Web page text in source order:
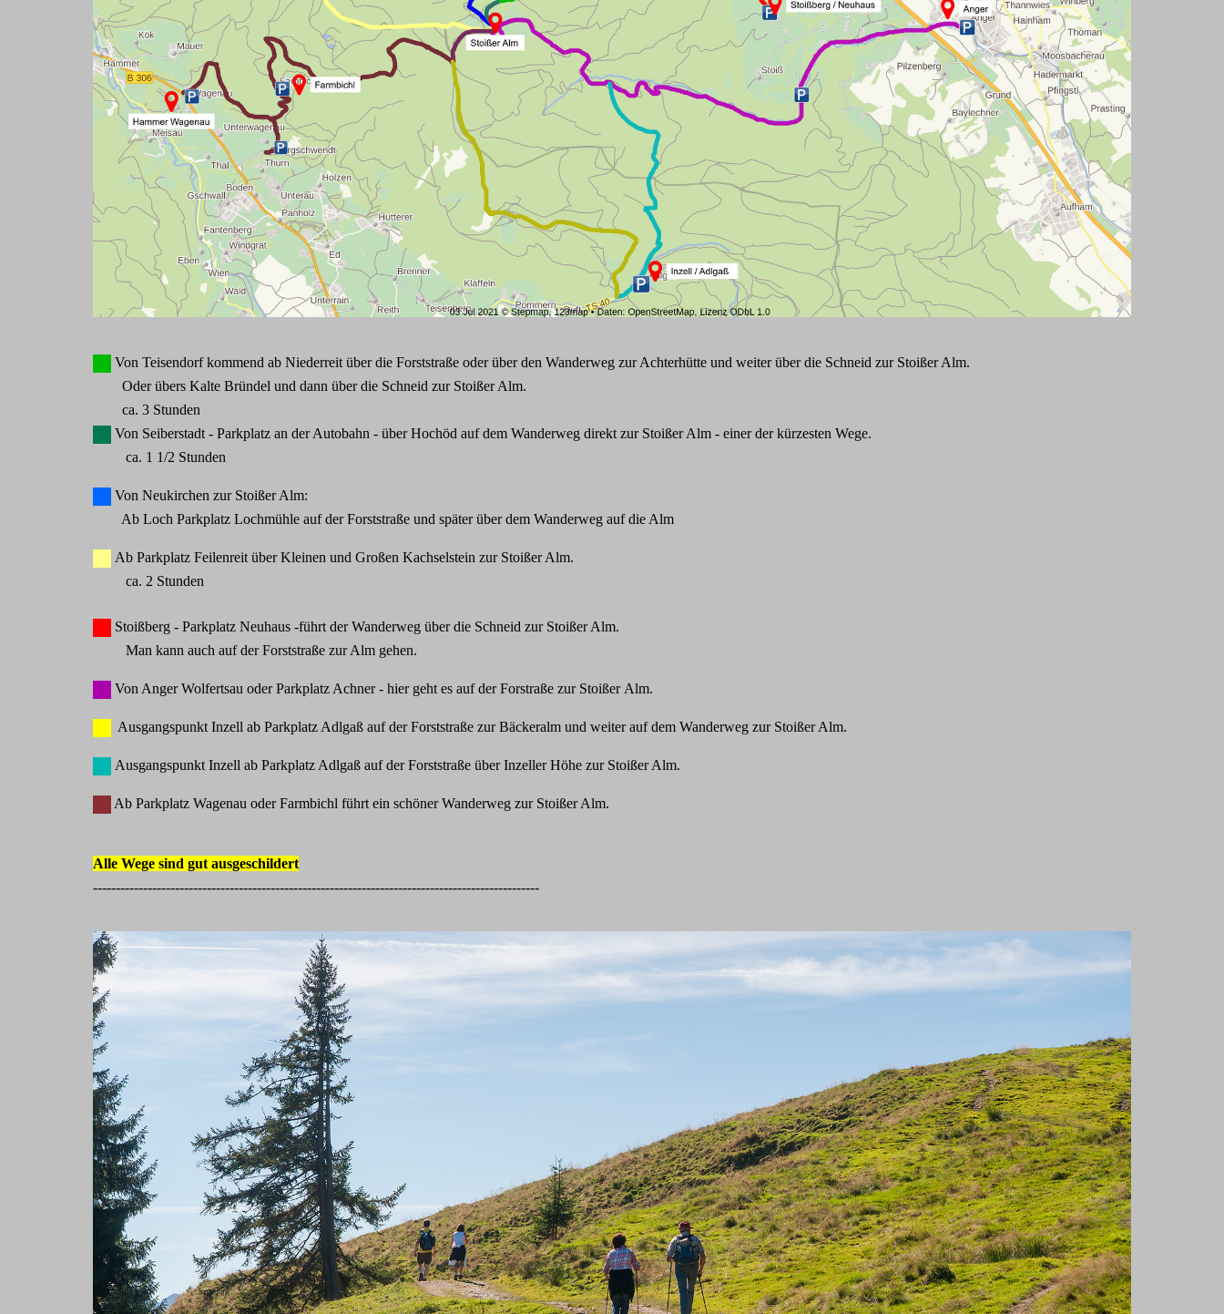
Von Teisendorf kommend ab Niederreit über die Forststraße oder über den Wanderweg zur Achterhütte und weiter über die Schneid zur Stoißer Alm.
Oder übers Kalte Bründel und dann über die Schneid zur Stoißer Alm.
ca. 3 Stunden
Von Seiberstadt - Parkplatz an der Autobahn - über Hochöd auf dem Wanderweg direkt zur Stoißer Alm - einer der kürzesten Wege.
ca. 1 1/2 Stunden
Von Neukirchen zur Stoißer Alm:
Ab Loch Parkplatz Lochmühle auf der Forststraße und später über dem Wanderweg auf die Alm
Ab Parkplatz Feilenreit über Kleinen und Großen Kachselstein zur Stoißer Alm.
ca. 2 Stunden
Stoißberg - Parkplatz Neuhaus -führt der Wanderweg über die Schneid zur Stoißer Alm.
Man kann auch auf der Forststraße zur Alm gehen.
Von Anger Wolfertsau oder Parkplatz Achner - hier geht es auf der Forstraße zur Stoißer Alm.
Ausgangspunkt Inzell ab Parkplatz Adlgaß auf der Forststraße zur Bäckeralm und weiter auf dem Wanderweg zur Stoißer Alm.
Ausgangspunkt Inzell ab Parkplatz Adlgaß auf der Forststraße über Inzeller Höhe zur Stoißer Alm.
Ab Parkplatz Wagenau oder Farmbichl führt ein schöner Wanderweg zur Stoißer Alm.
Alle Wege sind gut ausgeschildert
--------------------------------------------------------------------------------------------------
Show larger version